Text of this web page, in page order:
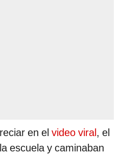
en el video viral, el
escuela y caminaban